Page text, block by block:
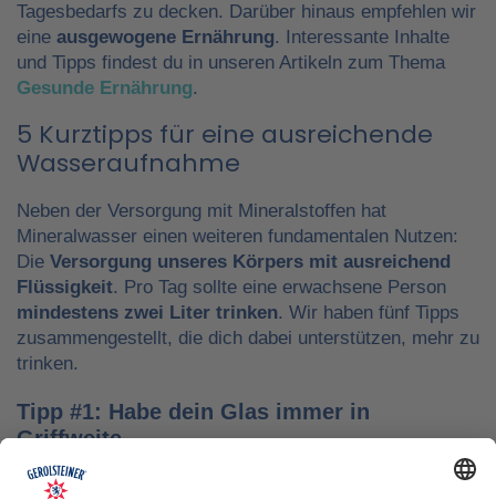
Tagesbedarfs zu decken. Darüber hinaus empfehlen wir
eine ausgewogene Ernährung. Interessante Inhalte
und Tipps findest du in unseren Artikeln zum Thema
Gesunde Ernährung.
5 Kurztipps für eine ausreichende
Wasseraufnahme
Neben der Versorgung mit Mineralstoffen hat
Mineralwasser einen weiteren fundamentalen Nutzen:
Die Versorgung unseres Körpers mit ausreichend
Flüssigkeit. Pro Tag sollte eine erwachsene Person
mindestens zwei Liter trinken. Wir haben fünf Tipps
zusammengestellt, die dich dabei unterstützen, mehr zu
trinken.
Tipp #1: Habe dein Glas immer in
Griffweite
Ob bei der Arbeit oder während der Freizeit: Wasser